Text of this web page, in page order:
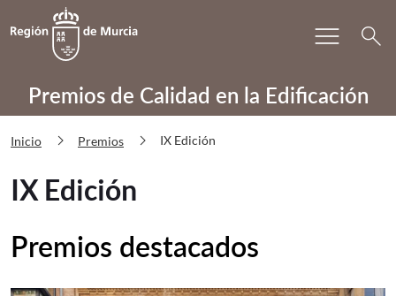
PRECAE IX Edición
Volver a
Ir a
menu search
Premios de Calidad en la Edificación
Inicio chevron_right Premios chevron_right IX Edición
IX Edición
Premios destacados